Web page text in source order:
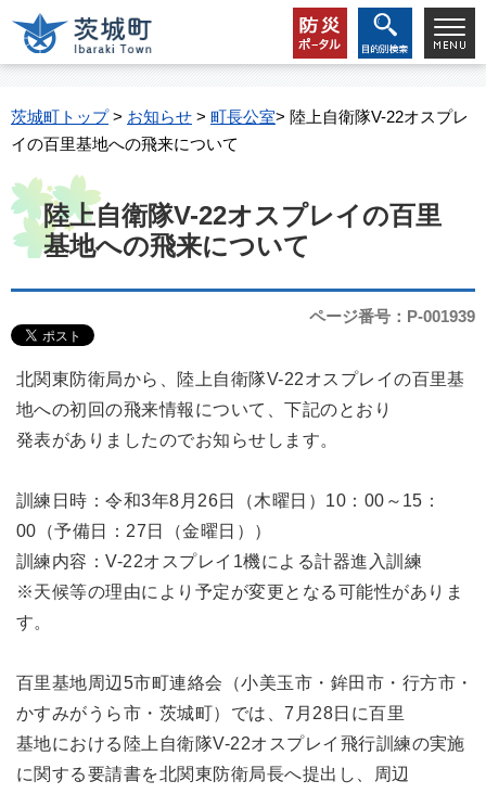
茨城町トップ> お知らせ > 町長公室> 陸上自衛隊V-22オスプレ
イの百里基地への飛来について
陸上自衛隊V-22オスプレイの百里
基地への飛来について
ページ番号：P-001939
北関東防衛局から、陸上自衛隊V-22オスプレイの百里基
地への初回の飛来情報について、下記のとおり
発表がありましたのでお知らせします。
訓練日時：令和3年8月26日（木曜日）10：00～15：
00（予備日：27日（金曜日））
訓練内容：V-22オスプレイ1機による計器進入訓練
※天候等の理由により予定が変更となる可能性がありま
す。
百里基地周辺5市町連絡会（小美玉市・鉾田市・行方市・
かすみがうら市・茨城町）では、7月28日に百里
基地における陸上自衛隊V-22オスプレイ飛行訓練の実施
に関する要請書を北関東防衛局長へ提出し、周辺